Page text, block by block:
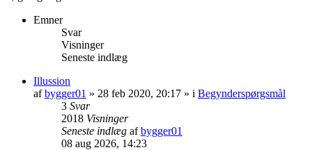
Emner
Svar
Visninger
Seneste indlæg
Illussion
afbygger01 » 28 feb 2020, 20:17 » i Begynderspørgsmål
3 Svar
2018 Visninger
Seneste indlæg afbygger01
08 aug 2026, 14:23